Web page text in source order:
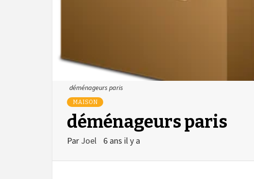
déménageurs paris
MAISON
déménageurs paris
Par Joel 6 ans il y a